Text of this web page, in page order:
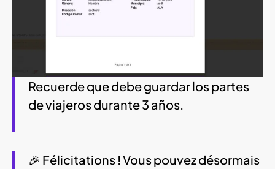
Recuerde que debe guardar los partes
de viajeros durante 3 años.
🎉 Félicitations ! Vous pouvez désormais